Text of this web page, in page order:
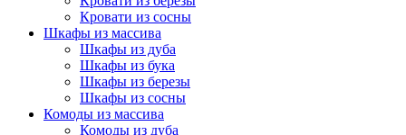
Кровати из сосны
Шкафы из массива
Шкафы из дуба
Шкафы из бука
Шкафы из березы
Шкафы из сосны
Комоды из массива
Комоды из дуба